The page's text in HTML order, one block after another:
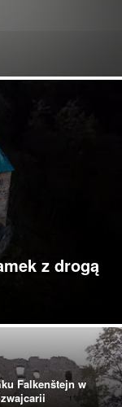
z drogą
Falkenštejn w